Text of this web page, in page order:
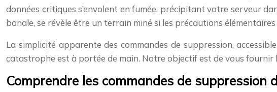
données critiques s’envolent en fumée, précipitant votre serveur
banale, se révèle être un terrain miné si les précautions
La simplicité apparente des commandes de suppression,
catastrophe est à portée de main. Notre objectif est de vous
Comprendre les commandes de